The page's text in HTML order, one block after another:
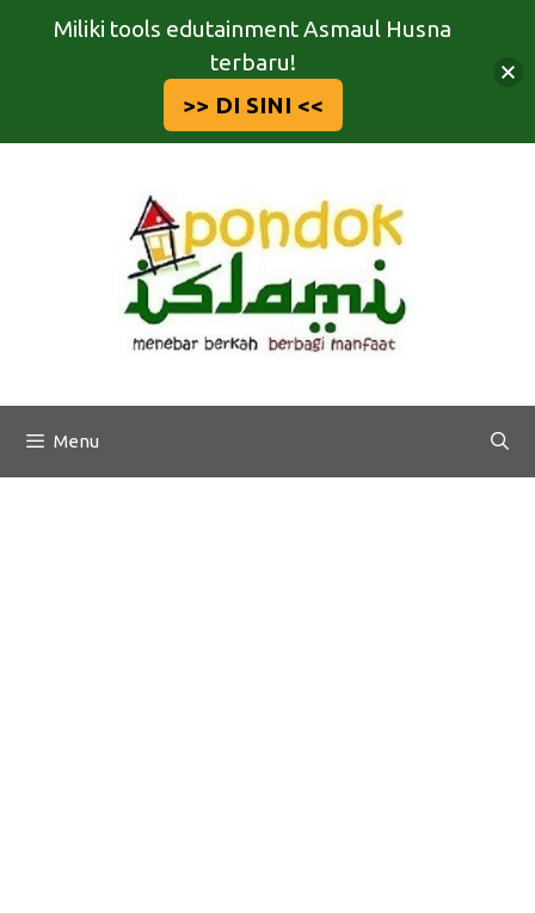
Menu
Miliki tools edutainment Asmaul Husna
terbaru!
>> DI SINI <<